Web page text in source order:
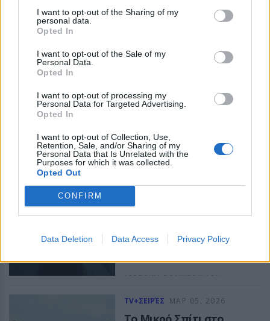
I want to opt-out of the Sharing of my
personal data.
Opted In
I want to opt-out of the Sale of my
Personal Data.
Opted In
I want to opt-out of processing my
Personal Data for Targeted Advertising.
Opted In
I want to opt-out of Collection, Use,
Retention, Sale, and/or Sharing of my
Personal Data that Is Unrelated with the
Purposes for which it was collected.
Opted Out
CONFIRM
Data Deletion Data Access Privacy Policy
ΑΠΡ 17, 2026
και 5 σειρές που
βλέπουν όλοι τώρα
Τα είδατε ή ακόμα;
ΔΕΣΠΟΙΝΑ ΠΟΛΥΧΡΟΝΙΔΟΥ
TV+ΣΕΙΡΈΣ ΜΑΡ 10, 2026
πρέπει να θυμάσαι από
τη σειρά πριν δεις την
ταινία στο Netflix
TV+ΣΕΙΡΈΣ ΜΑΡ 05, 2026